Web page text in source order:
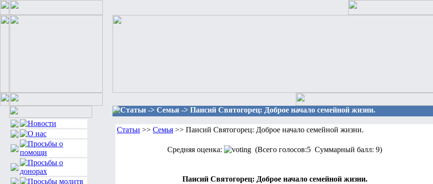
Статьи -> Семья -> Паисий Святогорец: Доброе начало семейной жизни.
Статьи >> Семья >> Паисий Святогорец: Доброе начало семейной жизни.
Средняя оценка: (Всего голосов:5 Суммарный балл: 9)
Паисий Святогорец: Доброе начало семейной жизни.